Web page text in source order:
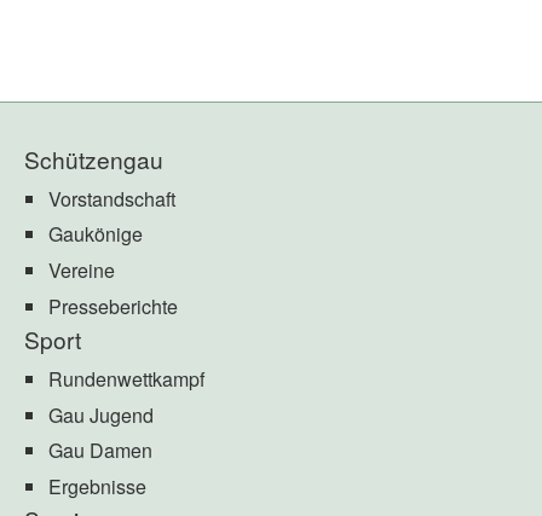
Schützengau
Vorstandschaft
Gaukönige
Vereine
Presseberichte
Sport
Rundenwettkampf
Gau Jugend
Gau Damen
Ergebnisse